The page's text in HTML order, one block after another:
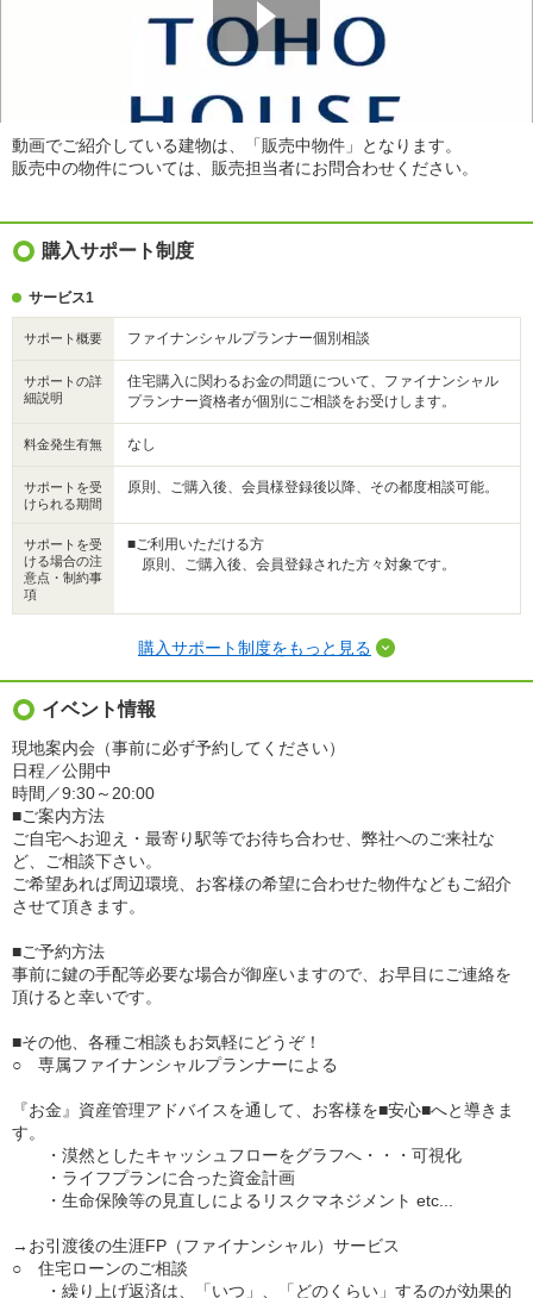
動画でご紹介している建物は、「販売中物件」となります。
販売中の物件については、販売担当者にお問合わせください。
購入サポート制度
サービス1
サポート概要 ファイナンシャルプランナー個別相談
サポートの詳
細説明
住宅購入に関わるお金の問題について、ファイナンシャル
プランナー資格者が個別にご相談をお受けします。
料金発生有無 なし
サポートを受
けられる期間
原則、ご購入後、会員様登録後以降、その都度相談可能。
サポートを受
ける場合の注
意点・制約事
項
■ご利用いただける方
原則、ご購入後、会員登録された方々対象です。
購入サポート制度をもっと見る
イベント情報
現地案内会（事前に必ず予約してください）
日程／公開中
時間／9:30～20:00
■ご案内方法
ご自宅へお迎え・最寄り駅等でお待ち合わせ、弊社へのご来社な
ど、ご相談下さい。
ご希望あれば周辺環境、お客様の希望に合わせた物件などもご紹介
させて頂きます。
■ご予約方法
事前に鍵の手配等必要な場合が御座いますので、お早目にご連絡を
頂けると幸いです。
■その他、各種ご相談もお気軽にどうぞ！
○ 専属ファイナンシャルプランナーによる
『お金』資産管理アドバイスを通して、お客様を■安心■へと導きま
す。
・漠然としたキャッシュフローをグラフへ・・・可視化
・ライフプランに合った資金計画
・生命保険等の見直しによるリスクマネジメント etc...
→お引渡後の生涯FP（ファイナンシャル）サービス
○ 住宅ローンのご相談
・繰り上げ返済は、「いつ」、「どのくらい」するのが効果的